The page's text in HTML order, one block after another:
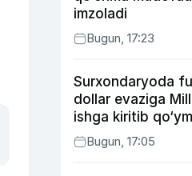
imzoladi
Bugun, 17:23
Surxondaryoda
dollar evaziga
ishga kiritib
shaxs ushlandi
Bugun, 17:05